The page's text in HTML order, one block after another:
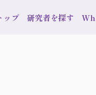
ップ 研究者を探す